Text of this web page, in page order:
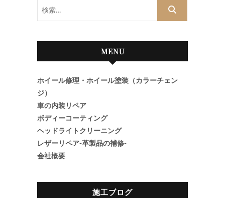
MENU
ホイール修理・ホイール塗装（カラーチェン
ジ）
車の内装リペア
ボディーコーティング
ヘッドライトクリーニング
レザーリペア-革製品の補修-
会社概要
施工ブログ